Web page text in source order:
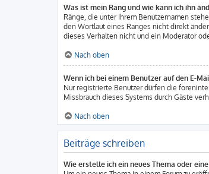
Was ist mein Rang und wie kann ich ihn
Ränge, die unter Ihrem Benutzernamen
den Wortlaut eines Ranges nicht direkt
dieses Verhalten nicht und ein Moderator
Nach oben
Wenn ich bei einem Benutzer auf den E-
Nur registrierte Benutzer dürfen die
Missbrauch dieses Systems durch Gäste
Nach oben
Beiträge schreiben
Wie erstelle ich ein neues Thema oder